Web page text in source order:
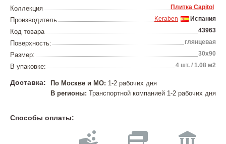
Коллекция Плитка Capitol
Производитель Испания
Keraben
Код товара 43963
Поверхность: глянцевая
Размер: 30х90
В упаковке: 4 шт. / 1.08 м2
Доставка: По Москве и МО: 1-2 рабочих дня
В регионы: Транспортной компанией 1-2 рабочих дня
Способы оплаты: